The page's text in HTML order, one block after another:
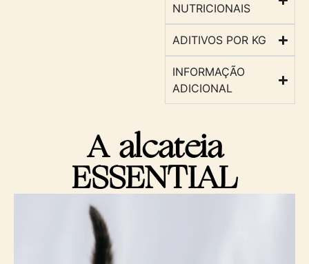
NUTRICIONAIS
ADITIVOS POR KG
INFORMAÇÃO
ADICIONAL
A alcateia
ESSENTIAL